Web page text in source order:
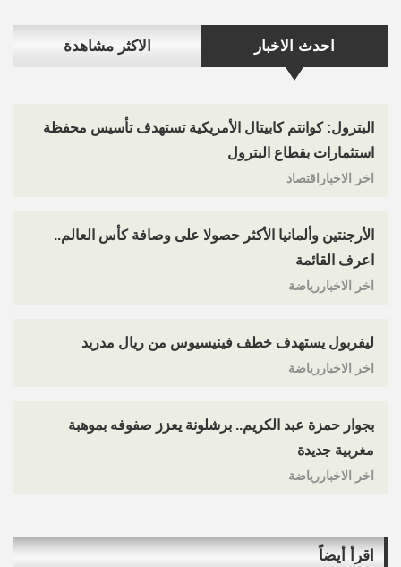
احدث الاخبار الاكثر مشاهدة
البترول: كوانتم كابيتال الأمريكية تستهدف تأسيس محفظة
استثمارات بقطاع البترول
اخر الاخباراقتصاد
الأرجنتين وألمانيا الأكثر حصولا على وصافة كأس العالم..
اعرف القائمة
اخر الاخباررياضة
ليفربول يستهدف خطف فينيسيوس من ريال مدريد
اخر الاخباررياضة
بجوار حمزة عبد الكريم.. برشلونة يعزز صفوفه بموهبة
مغربية جديدة
اخر الاخباررياضة
اقرأ أيضاً